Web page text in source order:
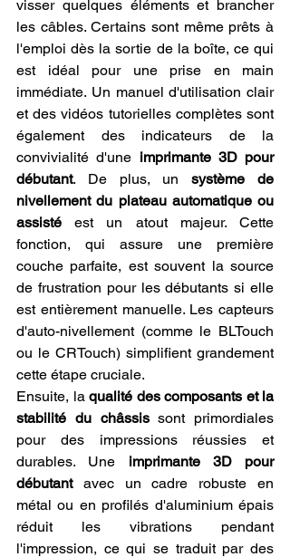
visser quelques éléments et brancher
les câbles. Certains sont même prêts à
l'emploi dès la sortie de la boîte, ce qui
est idéal pour une prise en main
immédiate. Un manuel d'utilisation clair
et des vidéos tutorielles complètes sont
également des indicateurs de la
convivialité d'une imprimante 3D pour
débutant. De plus, un système de
nivellement du plateau automatique ou
assisté est un atout majeur. Cette
fonction, qui assure une première
couche parfaite, est souvent la source
de frustration pour les débutants si elle
est entièrement manuelle. Les capteurs
d'auto-nivellement (comme le BLTouch
ou le CRTouch) simplifient grandement
cette étape cruciale.
Ensuite, la qualité des composants et la
stabilité du châssis sont primordiales
pour des impressions réussies et
durables. Une imprimante 3D pour
débutant avec un cadre robuste en
métal ou en profilés d'aluminium épais
réduit les vibrations pendant
l'impression, ce qui se traduit par des